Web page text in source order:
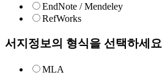
EndNote / Mendeley
RefWorks
서지정보의 형식을 선택하세요
MLA